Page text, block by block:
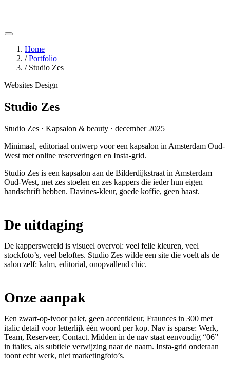
Home
/ Portfolio
/ Studio Zes
Websites Design
Studio Zes
Studio Zes · Kapsalon & beauty · december 2025
Minimaal, editoriaal ontwerp voor een kapsalon in Amsterdam Oud-
West met online reserveringen en Insta-grid.
Studio Zes is een kapsalon aan de Bilderdijkstraat in Amsterdam
Oud-West, met zes stoelen en zes kappers die ieder hun eigen
handschrift hebben. Davines-kleur, goede koffie, geen haast.
De uitdaging
De kapperswereld is visueel overvol: veel felle kleuren, veel
stockfoto’s, veel beloftes. Studio Zes wilde een site die voelt als de
salon zelf: kalm, editorial, onopvallend chic.
Onze aanpak
Een zwart-op-ivoor palet, geen accentkleur, Fraunces in 300 met
italic detail voor letterlijk één woord per kop. Nav is sparse: Werk,
Team, Reserveer, Contact. Midden in de nav staat eenvoudig “06”
in italics, als subtiele verwijzing naar de naam. Insta-grid onderaan
toont echt werk, niet marketingfoto’s.